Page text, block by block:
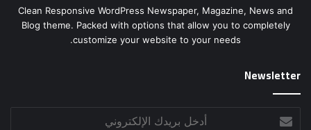
Clean Responsive WordPress Newspaper, Magazine, News and
Blog theme. Packed with options that allow you to completely
customize your website to your needs.
Newsletter